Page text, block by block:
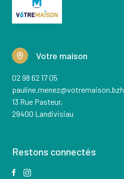
Votre maison
02 98 62 17 05
pauline.menez@votremaison.bzh
13 Rue Pasteur,
29400 Landivisiau
Restons connectés